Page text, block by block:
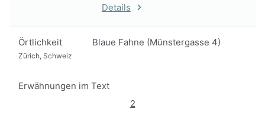
Details
Örtlichkeit Blaue Fahne (Münstergasse 4)
Zürich, Schweiz
Erwähnungen im Text
2